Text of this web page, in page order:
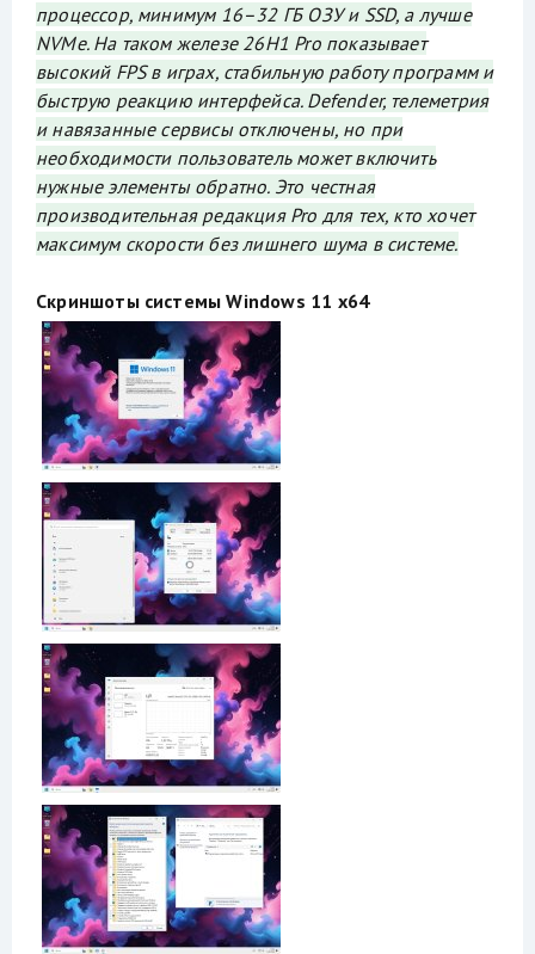
процессор, минимум 16–32 ГБ ОЗУ и SSD, а лучше
NVMe. На таком железе 26H1 Pro показывает
высокий FPS в играх, стабильную работу программ и
быструю реакцию интерфейса. Defender, телеметрия
и навязанные сервисы отключены, но при
необходимости пользователь может включить
нужные элементы обратно. Это честная
производительная редакция Pro для тех, кто хочет
максимум скорости без лишнего шума в системе.
Скриншоты системы Windows 11 x64